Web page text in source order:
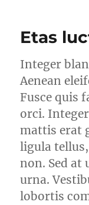
Etas
Integer
Aenean
Fusce quis
orci.
mattis erat
ligula
non. Sed at
urna.
lobortis